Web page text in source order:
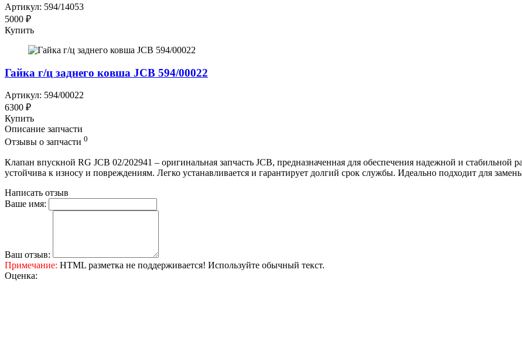
Артикул: 594/14053
5000 ₽
Купить
Гайка г/ц заднего ковша JCB 594/00022
Артикул: 594/00022
6300 ₽
Купить
Описание запчасти
Отзывы о запчасти 0
Клапан впускной RG JCB 02/202941 – оригинальная запчасть JCB, предназначенная для обеспечения надежной и стабильной
устойчива к износу и повреждениям. Легко устанавливается и гарантирует долгий срок службы. Идеально подходит для
Написать отзыв
Ваше имя:
Ваш отзыв:
Примечание: HTML разметка не поддерживается! Используйте обычный текст.
Оценка: